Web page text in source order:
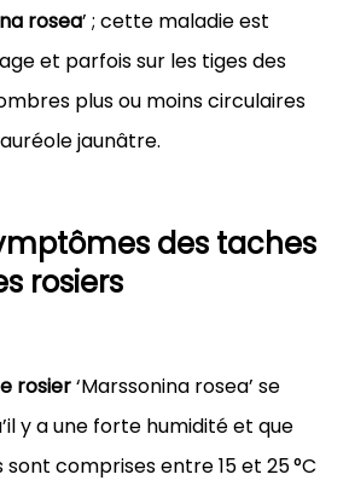
rosea’ ; cette maladie est
et parfois sur les tiges des
plus ou moins circulaires
jaunâtre.
des taches
rosiers
rosier‘Marssonina rosea’ se
y a une forte humidité et que
comprises entre 15 et 25 °C